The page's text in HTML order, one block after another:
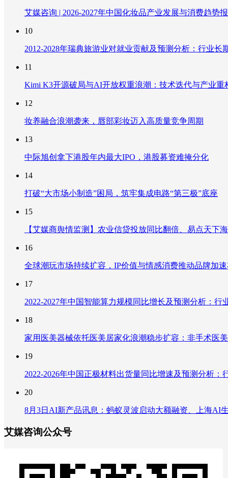
艾媒咨询 | 2026-2027年中国化妆品产业发展与消费趋势
10
2012-2028年瑞典旅游业对就业贡献及预测分析：行业
11
Kimi K3开源破局与AI开放权重浪潮：技术迭代与产业重
12
妆养融合浪潮袭来，唇部彩妆迈入高质量竞争周期
13
中际旭创拿下港股年内最大IPO，港股募资难掩分化
14
打破“大市场小制造”困局，筑牢集成电路“第三极”底座
15
【艾媒商舆情监测】农业信贷投放同比翻倍、易点天下
16
全球潮玩市场持续扩容，IP价值与情感消费推动品牌加
17
2022-2027年中国智能算力规模同比增长及预测分析：
18
家用医美器械依托医美居家化浪潮稳步扩容：非手术医
19
2022-2026年中国正极材料出货量同比增速及预测分析
20
8月3日AI新产品讯息：蚂蚁灵波启动大额融资、上海AI
艾媒咨询公众号